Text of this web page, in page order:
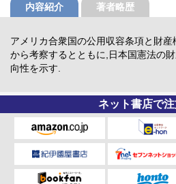
内容紹介 著者略歴
アメリカ合衆国の公用収容条項と財
から考察するとともに,日本国憲法の
向性を示す.
ネット書店で